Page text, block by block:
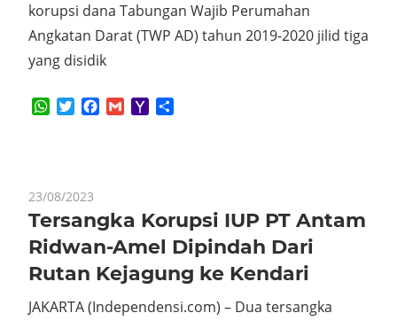
korupsi dana Tabungan Wajib Perumahan
Angkatan Darat (TWP AD) tahun 2019-2020 jilid tiga
yang disidik
WhatsApp
TwitterFacebook
GmailYahoo
23/08/2023
Tersangka Korupsi IUP PT Antam
Ridwan-Amel Dipindah Dari
Rutan Kejagung ke Kendari
JAKARTA (Independensi.com) – Dua tersangka